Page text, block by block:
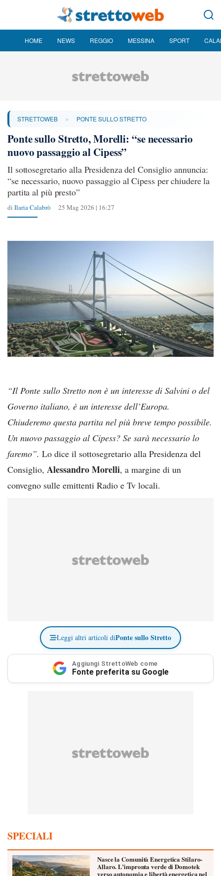
HOME NEWS REGGIO MESSINA SPORT
STRETTOWEB » PONTE SULLO STRETTO
Ponte sullo Stretto, Morelli: “se necessario
nuovo passaggio al Cipess”
Il sottosegretario alla Presidenza del Consiglio annuncia:
“se necessario, nuovo passaggio al Cipess per chiudere la
partita al più presto”
di Ilaria Calabrò 25 Mag 2026 | 16:27
“Il Ponte sullo Stretto non è un interesse di Salvini o del
Governo italiano, è un interesse dell’Europa.
Chiuderemo questa partita nel più breve tempo possibile.
Un nuovo passaggio al Cipess? Se sarà necessario lo
faremo”. Lo dice il sottosegretario alla Presidenza del
Consiglio, Alessandro Morelli, a margine di un
convegno sulle emittenti Radio e Tv locali.
Leggi altri articoli diPonte sullo Stretto
Aggiungi StrettoWeb come
Fonte preferita su Google
SPECIALI
Nasce la Comunità Energetica Stilaro-
Allaro. L’impronta verde di Domotek
verso autonomia e libertà energetica nel